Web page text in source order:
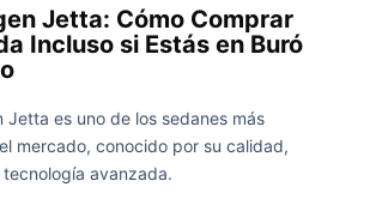
Jetta: Cómo Comprar
Incluso si Estás en Buró
Jetta es uno de los sedanes más
mercado, conocido por su calidad,
avanzada.